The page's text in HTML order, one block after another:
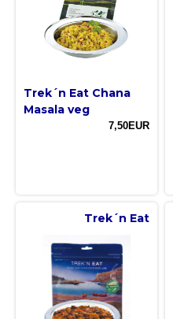
Trek´n Eat Chana
Masala veg
7,50EUR
Trek´n Eat